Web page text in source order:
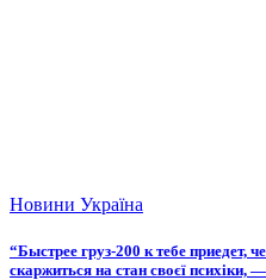
Новини Україна
“Быстрее груз-200 к тебе приедет,
скаржиться на стан своєї психіки,